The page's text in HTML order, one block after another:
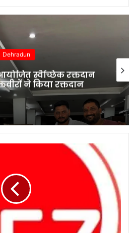
Dehradun
स्वैच्छिक रक्तदान
ने किया रक्तदान